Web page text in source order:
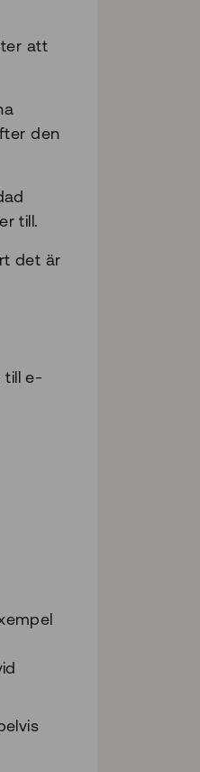
att
den
till.
det är
till e-